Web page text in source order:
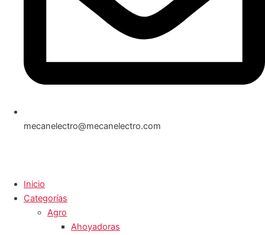
mecanelectro@mecanelectro.com
Inicio
Categorías
Agro
Ahoyadoras